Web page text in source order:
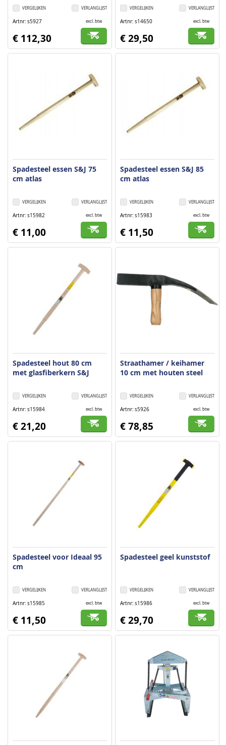
VERLANGLIJST
VERGELIJKEN
Artnr s5927 excl. btw
€ 112,30
VERLANGLIJST
VERGELIJKEN
Artnr s14650 excl. btw
€ 29,50
Spadesteel essen S&J 75
cm atlas
VERLANGLIJST
VERGELIJKEN
Artnr s15982 excl. btw
€ 11,00
Spadesteel essen S&J 85
cm atlas
VERLANGLIJST
VERGELIJKEN
Artnr s15983 excl. btw
€ 11,50
Spadesteel hout 80 cm
met glasfiberkern S&J
VERLANGLIJST
VERGELIJKEN
Artnr s15984 excl. btw
€ 21,20
Straathamer / keihamer
10 cm met houten steel
VERLANGLIJST
VERGELIJKEN
Artnr s5926 excl. btw
€ 78,85
Spadesteel voor Ideaal 95
cm
VERLANGLIJST
VERGELIJKEN
Artnr s15985 excl. btw
€ 11,50
Spadesteel geel kunststof
VERLANGLIJST
VERGELIJKEN
Artnr s15986 excl. btw
€ 29,70